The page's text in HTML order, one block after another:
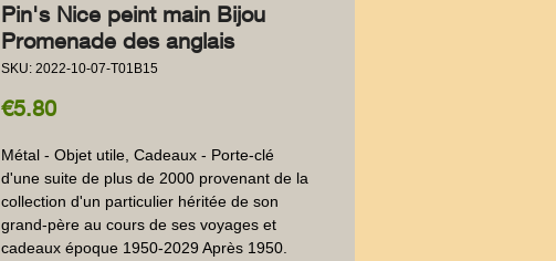
Pin's Nice peint main Bijou
Promenade des anglais
SKU: 2022-10-07-T01B15
€5.80Price
Métal - Objet utile, Cadeaux - Porte-clé
d'une suite de plus de 2000 provenant de la
collection d'un particulier héritée de son
grand-père au cours de ses voyages et
cadeaux époque 1950-2029 Après 1950.